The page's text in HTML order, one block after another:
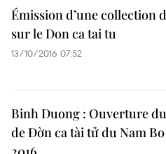
Émission d’une collection
sur le Don ca tai tu
13/10/2016 07:52
Binh Duong : Ouverture
de Đờn ca tài tử du Nam